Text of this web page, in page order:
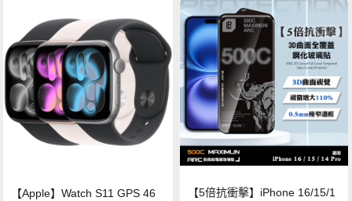
【Apple】Watch S11 GPS 46
【5倍抗衝擊】iPhone 16/15/1